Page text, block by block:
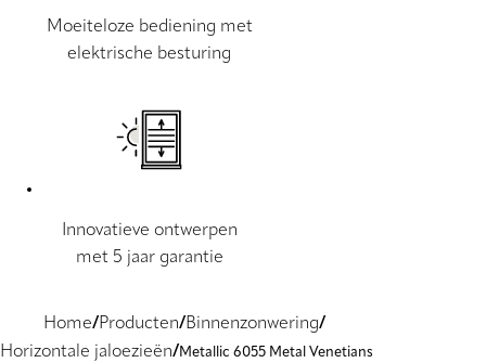
Moeiteloze bediening met
elektrische besturing
Innovatieve ontwerpen
met 5 jaar garantie
Home Producten Binnenzonwering
Horizontale jaloezieën
Metallic 6055 Metal Venetians